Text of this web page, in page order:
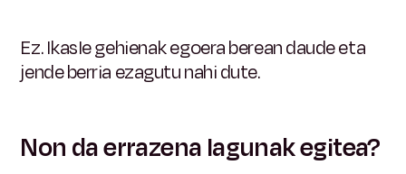
Ez. Ikasle gehienak egoera berean daude eta
jende berria ezagutu nahi dute.
Non da errazena lagunak egitea?